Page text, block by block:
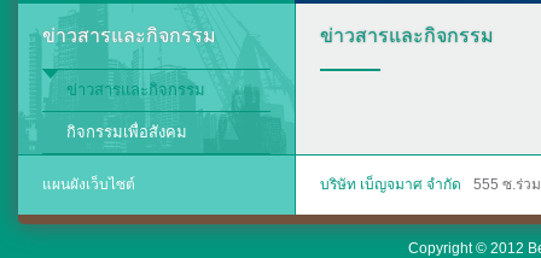
ข่าวสารและกิจกรรม
ข่าวสารและกิจกรรม
กิจกรรมเพื่อสังคม
ข่าวสารและกิจกรรม
แผนผังเว็บไซต์ บริษัท เบ็ญจมาศ จำกัด 555 ซ.ร่ว
Copyright © 2012